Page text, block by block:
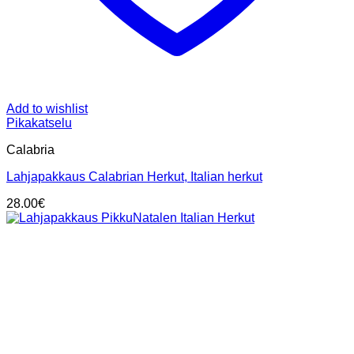
Add to wishlist
Pikakatselu
Calabria
Lahjapakkaus Calabrian Herkut, Italian herkut
28.00€